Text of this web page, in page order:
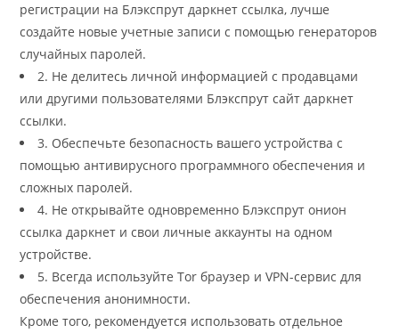
регистрации на Блэкспрут даркнет ссылка, лучше
создайте новые учетные записи с помощью генераторов
случайных паролей.
2. Не делитесь личной информацией с продавцами
или другими пользователями Блэкспрут сайт даркнет
ссылки.
3. Обеспечьте безопасность вашего устройства с
помощью антивирусного программного обеспечения и
сложных паролей.
4. Не открывайте одновременно Блэкспрут онион
ссылка даркнет и свои личные аккаунты на одном
устройстве.
5. Всегда используйте Tor браузер и VPN-сервис для
обеспечения анонимности.
Кроме того, рекомендуется использовать отдельное